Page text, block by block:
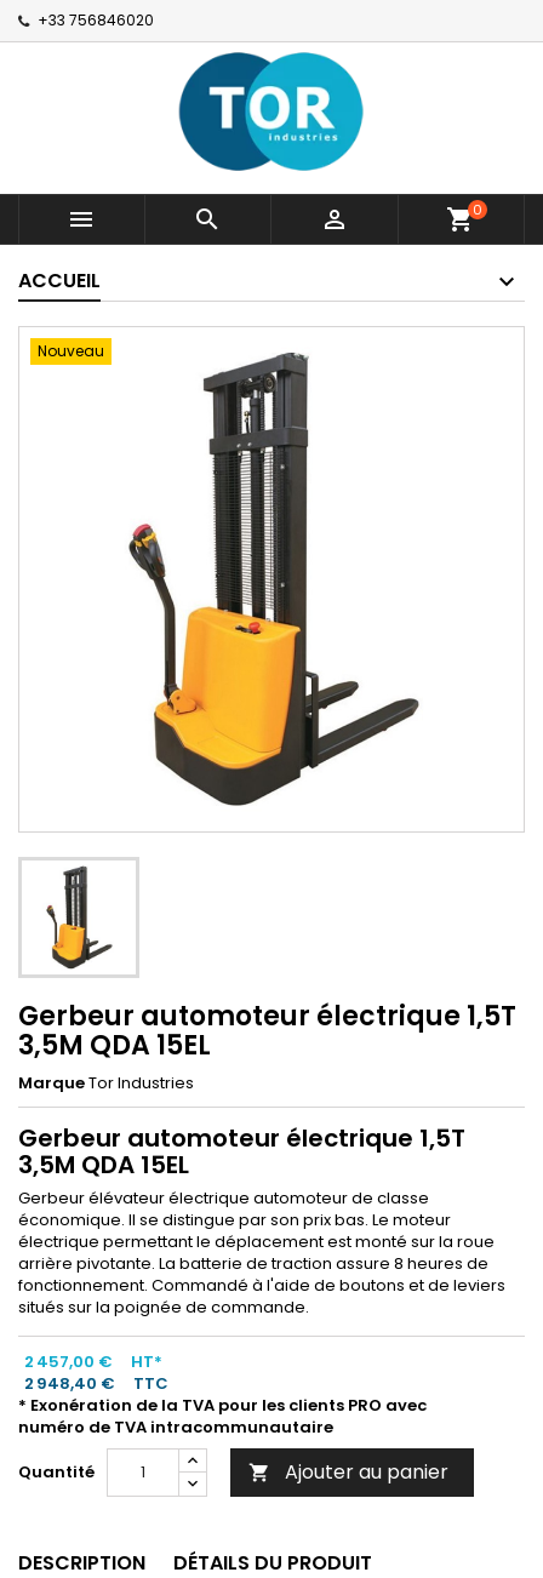
+33 756846020
   shopping_cart0
ACCUEIL
Nouveau
Gerbeur automoteur électrique 1,5T
3,5M QDA 15EL
MarqueTor Industries
Gerbeur automoteur électrique 1,5T
3,5M QDA 15EL
Gerbeur élévateur électrique automoteur de classe
économique. Il se distingue par son prix bas. Le moteur
électrique permettant le déplacement est monté sur la roue
arrière pivotante. La batterie de traction assure 8 heures de
fonctionnement. Commandé à l'aide de boutons et de leviers
situés sur la poignée de commande.
2 457,00 €
HT*
2 948,40 €
TTC
* Exonération de la TVA pour les clients PRO avec
numéro de TVA intracommunautaire
Quantité
 Ajouter au panier
DESCRIPTION
DÉTAILS DU PRODUIT